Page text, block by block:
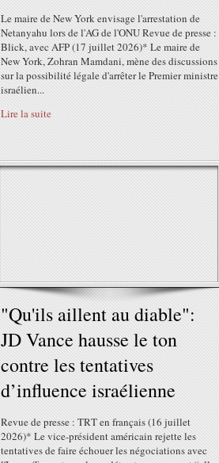
Le maire de New York envisage l'arrestation de
Netanyahu lors de l'AG de l'ONU Revue de presse :
Blick, avec AFP (17 juillet 2026)* Le maire de
New York, Zohran Mamdani, mène des discussions
sur la possibilité légale d'arrêter le Premier ministre
israélien...
Lire la suite
"Qu'ils aillent au diable":
JD Vance hausse le ton
contre les tentatives
d’influence israélienne
Revue de presse : TRT en français (16 juillet
2026)* Le vice-président américain rejette les
tentatives de faire échouer les négociations avec